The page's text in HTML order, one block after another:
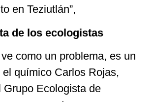
en Teziutlán”,
de los ecologistas
como un problema, es un
químico Carlos Rojas,
Grupo Ecologista de